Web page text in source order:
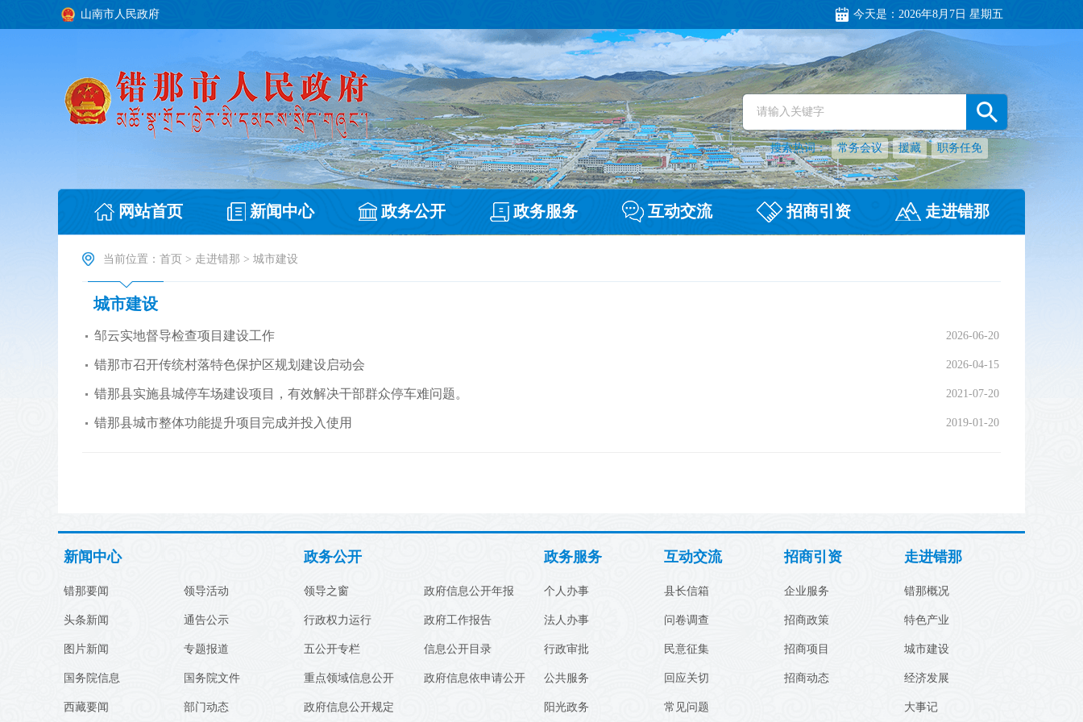
山南市人民政府 今天是： 2026年8月7日 星期五
搜索热词： 常务会议 援藏 职务任免
网站首页 新闻中心 政务公开 政务服务 互动交流 招商引资 走进错那
当前位置： 首页 > 走进错那 > 城市建设
城市建设
邹云实地督导检查项目建设工作 2026-06-20
错那市召开传统村落特色保护区规划建设启动会 2026-04-15
错那县实施县城停车场建设项目，有效解决干部群众停车难问题。 2021-07-20
错那县城市整体功能提升项目完成并投入使用 2019-01-20
新闻中心
错那要闻
头条新闻
图片新闻
国务院信息
西藏要闻
领导活动
通告公示
专题报道
国务院文件
部门动态
政务公开
领导之窗
行政权力运行
五公开专栏
重点领域信息公开
政府信息公开规定
政府信息公开年报
政府工作报告
信息公开目录
政府信息依申请公开
政务服务
个人办事
法人办事
行政审批
公共服务
阳光政务
互动交流
县长信箱
问卷调查
民意征集
回应关切
常见问题
招商引资
企业服务
招商政策
招商项目
招商动态
走进错那
错那概况
特色产业
城市建设
经济发展
大事记